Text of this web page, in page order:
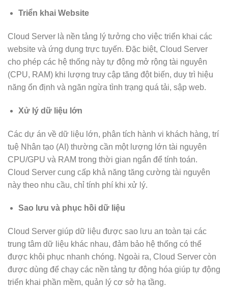
Triển khai Website
Cloud Server là nền tảng lý tưởng cho việc triển khai các
website và ứng dụng trực tuyến. Đặc biệt, Cloud Server
cho phép các hệ thống này tự động mở rộng tài nguyên
(CPU, RAM) khi lượng truy cập tăng đột biến, duy trì hiệu
năng ổn định và ngăn ngừa tình trạng quá tải, sập web.
Xử lý dữ liệu lớn
Các dự án về dữ liệu lớn, phân tích hành vi khách hàng, trí
tuệ Nhân tạo (AI) thường cần một lượng lớn tài nguyên
CPU/GPU và RAM trong thời gian ngắn để tính toán.
Cloud Server cung cấp khả năng tăng cường tài nguyên
này theo nhu cầu, chỉ tính phí khi xử lý.
Sao lưu và phục hồi dữ liệu
Cloud Server giúp dữ liệu được sao lưu an toàn tại các
trung tâm dữ liệu khác nhau, đảm bảo hệ thống có thể
được khôi phục nhanh chóng. Ngoài ra, Cloud Server còn
được dùng để chạy các nền tảng tự động hóa giúp tự động
triển khai phần mềm, quản lý cơ sở hạ tầng.